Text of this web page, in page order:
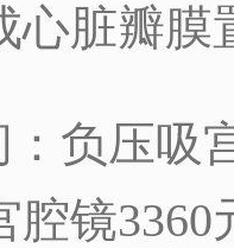
心脏瓣膜
负压吸
腔镜